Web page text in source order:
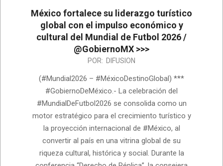
México fortalece su liderazgo turístico
global con el impulso económico y
cultural del Mundial de Futbol 2026 /
@GobiernoMX >>>
06-
POR: DIFUSION
(#Mundial2026 – #MéxicoDestinoGlobal) ***
#GobiernoDeMéxico.- La celebración del
#MundialDeFutbol2026 se consolida como un
motor estratégico para el crecimiento turístico y
la proyección internacional de #México, al
convertir al país en una vitrina global de su
riqueza cultural, histórica y social. Durante la